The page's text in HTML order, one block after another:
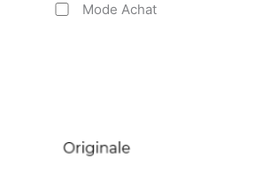
Mode Achat